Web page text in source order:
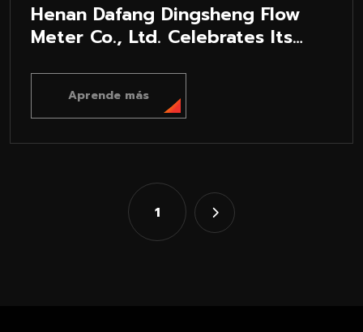
Henan Dafang Dingsheng Flow
Meter Co., Ltd. Celebrates Its
Flow Meter Technology!
Aprende más
1